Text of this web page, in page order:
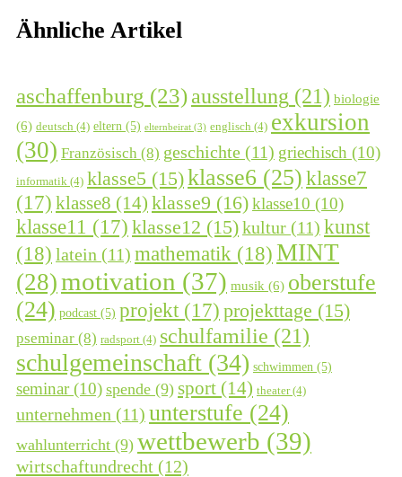
Ähnliche Artikel
aschaffenburg (23)ausstellung (21) biologie
(6) deutsch (4) eltern (5) elternbeirat (3) englisch (4) exkursion
(30) Französisch (8) geschichte (11) griechisch (10)
informatik (4) klasse5 (15)klasse6 (25) klasse7
(17) klasse8 (14) klasse9 (16)klasse10 (10)
klasse11 (17) klasse12 (15)kultur (11) kunst
(18) latein (11) mathematik (18)MINT
(28)motivation (37) musik (6) oberstufe
(24) podcast (5) projekt (17) projekttage (15)
pseminar (8) radsport (4) schulfamilie (21)
schulgemeinschaft (34) schwimmen (5)
seminar(10) spende (9) sport (14) theater(4)
unternehmen (11) unterstufe (24)
wahlunterricht (9) wettbewerb (39)
wirtschaftundrecht (12)